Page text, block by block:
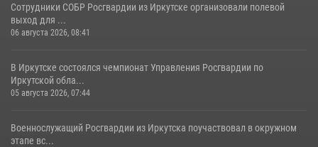
Сотрудники СОБР Росгвардии из Иркутске организовали полевой
выход для ...
06 августа 2026, 08:41
В Иркутске состоялся чемпионат Управления Росгвардии по
Иркутской обла...
05 августа 2026, 07:44
Военнослужащий Росгвардии из Иркутска поучаствовал в окружном
этапе вс...